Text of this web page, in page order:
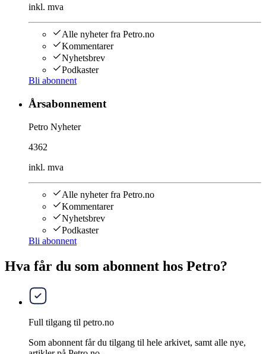
inkl. mva
Alle nyheter fra Petro.no
Kommentarer
Nyhetsbrev
Podkaster
Bli abonnent
Årsabonnement
Petro Nyheter
4362
inkl. mva
Alle nyheter fra Petro.no
Kommentarer
Nyhetsbrev
Podkaster
Bli abonnent
Hva får du som abonnent hos Petro?
Full tilgang til petro.no
Som abonnent får du tilgang til hele arkivet, samt alle nye,